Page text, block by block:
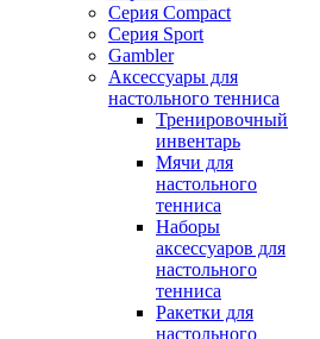
Серия Compact
Серия Sport
Gambler
Аксессуары для
настольного тенниса
Тренировочный
инвентарь
Мячи для
настольного
тенниса
Наборы
аксессуаров для
настольного
тенниса
Ракетки для
настольного